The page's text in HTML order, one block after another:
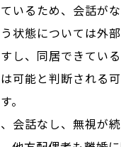
いるため、会話が
状態については外
し、同居できてい
可能と判断される
。
会話なし、無視が